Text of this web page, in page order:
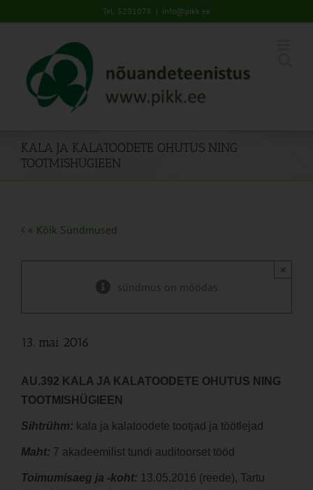
to
Tel: 5201078 | info@pikk.ee
KALA JA KALATOODETE OHUTUS NING
TOOTMISHÜGIEEN
« Kõik Sündmused
sündmus on möödas
×
13. mai 2016
AU.392 KALA JA KALATOODETE OHUTUS NING
TOOTMISHÜGIEEN
Sihtrühm: kala ja kalatoodete tootjad ja töötlejad
Maht: 7 akadeemilist tundi auditoorset tööd
Toimumisaeg ja -koht: 13.05.2016 (reede), Tartu